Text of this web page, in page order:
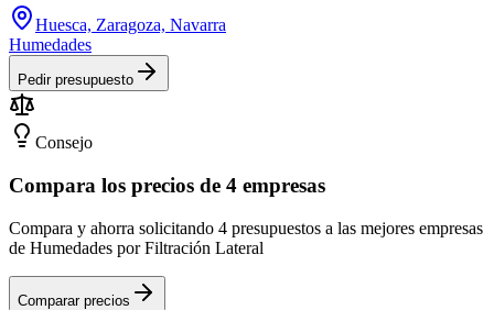
Huesca, Zaragoza, Navarra
Humedades
Pedir presupuesto
Consejo
Compara los precios de 4 empresas
Compara y ahorra solicitando 4 presupuestos a las mejores empresas
de Humedades por Filtración Lateral
Comparar precios